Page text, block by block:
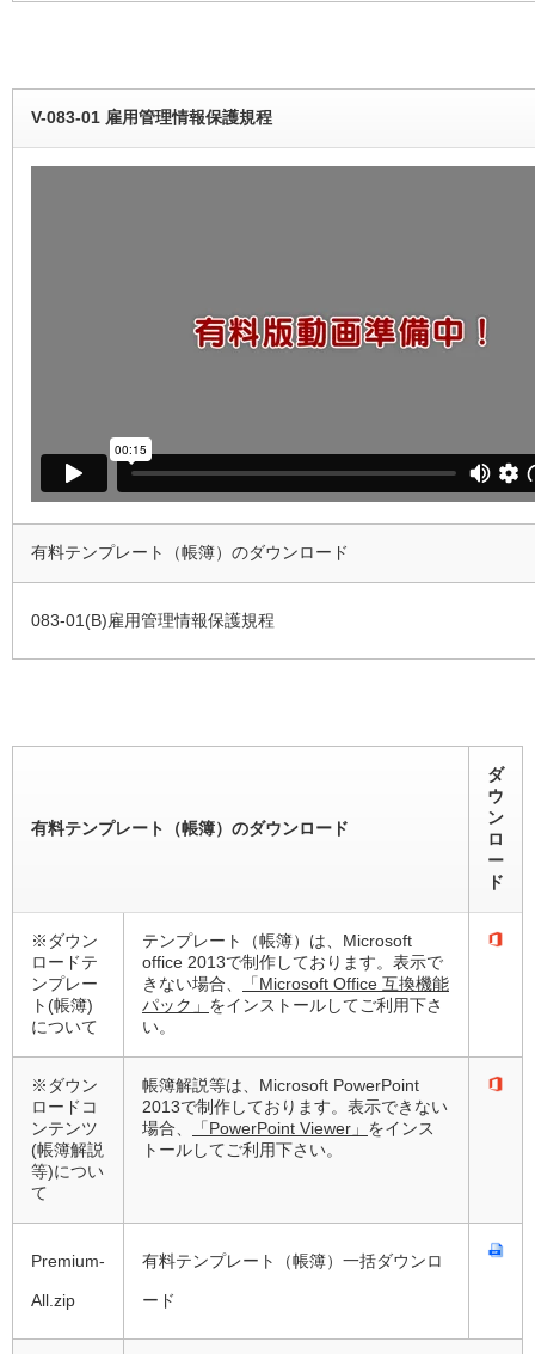
V-083-01 雇用管理情報保護規程
有料テンプレート（帳簿）のダウンロード
083-01(B)雇用管理情報保護規程
有料テンプレート（帳簿）のダウンロード
ダ
ウ
ン
ロ
ー
ド
※ダウン
ロードテ
ンプレー
ト(帳簿)
について
テンプレート（帳簿）は、Microsoft
office 2013で制作しております。表示で
きない場合、
「Microsoft Office 互換機能
パック」 をインストールしてご利用下さ
い。
※ダウン
ロードコ
ンテンツ
(帳簿解説
等)につい
て
帳簿解説等は、Microsoft PowerPoint
2013で制作しております。表示できない
場合、
「PowerPoint Viewer」 をインス
トールしてご利用下さい。
Premium-
All.zip
有料テンプレート（帳簿）一括ダウンロ
ード